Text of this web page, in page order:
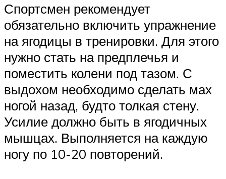
Спортсмен рекомендует
обязательно включить упражнение
на ягодицы в тренировки. Для этого
нужно стать на предплечья и
поместить колени под тазом. С
выдохом необходимо сделать мах
ногой назад, будто толкая стену.
Усилие должно быть в ягодичных
мышцах. Выполняется на каждую
ногу по 10-20 повторений.